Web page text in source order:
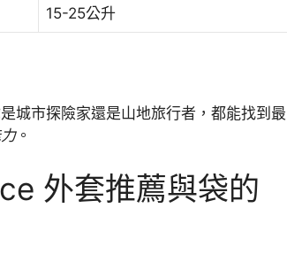
15-25公升
城市探險家還是山地旅行者，都能找到最
。
外套推薦與袋的